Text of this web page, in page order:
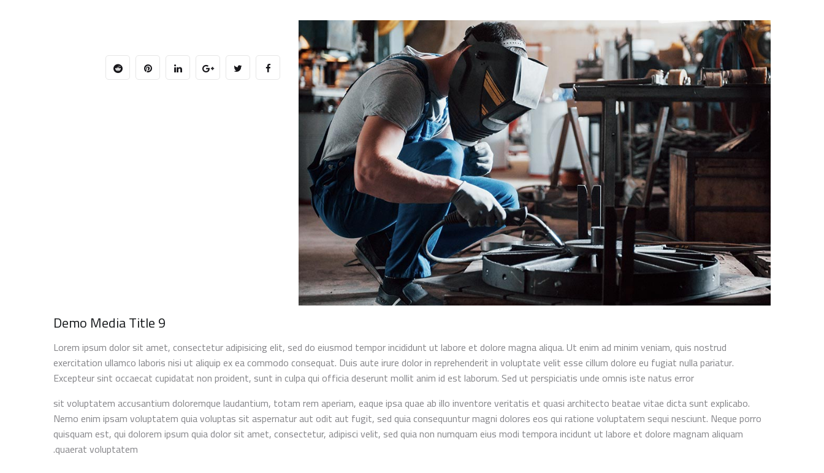
Demo Media Title 9
Lorem ipsum dolor sit amet, consectetur adipisicing elit, sed do eiusmod tempor incididunt ut labore et dolore magna aliqua. Ut enim ad minim veniam, quis nostrud
exercitation ullamco laboris nisi ut aliquip ex ea commodo consequat. Duis aute irure dolor in reprehenderit in voluptate velit esse cillum dolore eu fugiat nulla pariatur.
Excepteur sint occaecat cupidatat non proident, sunt in culpa qui officia deserunt mollit anim id est laborum. Sed ut perspiciatis unde omnis iste natus error
sit voluptatem accusantium doloremque laudantium, totam rem aperiam, eaque ipsa quae ab illo inventore veritatis et quasi architecto beatae vitae dicta sunt explicabo.
Nemo enim ipsam voluptatem quia voluptas sit aspernatur aut odit aut fugit, sed quia consequuntur magni dolores eos qui ratione voluptatem sequi nesciunt. Neque porro
quisquam est, qui dolorem ipsum quia dolor sit amet, consectetur, adipisci velit, sed quia non numquam eius modi tempora incidunt ut labore et dolore magnam aliquam
quaerat voluptatem.